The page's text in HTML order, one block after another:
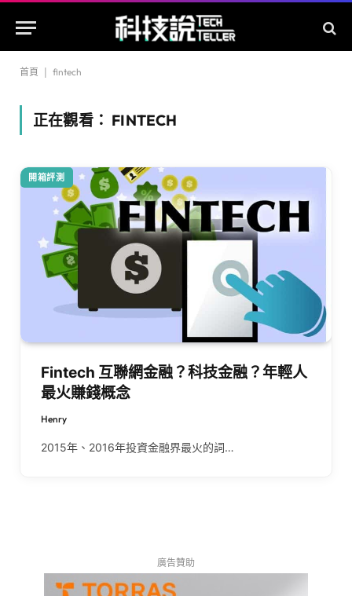
首頁 fintech
正在觀看： FINTECH
開箱評測
Fintech 互聯網金融？科技金融？年輕人
最火賺錢概念
Henry
2015年、2016年投資金融界最火的詞…
廣告贊助